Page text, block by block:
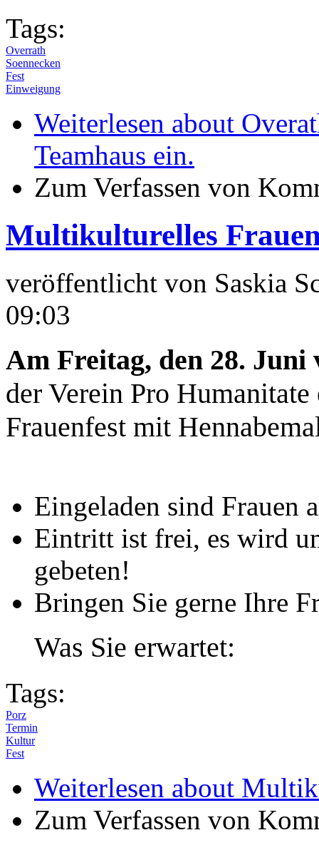
Tags:
Overrath
Soennecken
Fest
Einweigung
Weiterlesen about
Teamhaus ein.
Zum Verfassen von
Multikulturelles
veröffentlicht von Saskia
09:03
Am Freitag, den 28. Juni
der Verein Pro
Frauenfest mit
Eingeladen sind Frauen
Eintritt ist frei, es wird
gebeten!
Bringen Sie gerne Ihre
Was Sie erwartet:
Tags:
Porz
Termin
Kultur
Fest
Weiterlesen about
Zum Verfassen von